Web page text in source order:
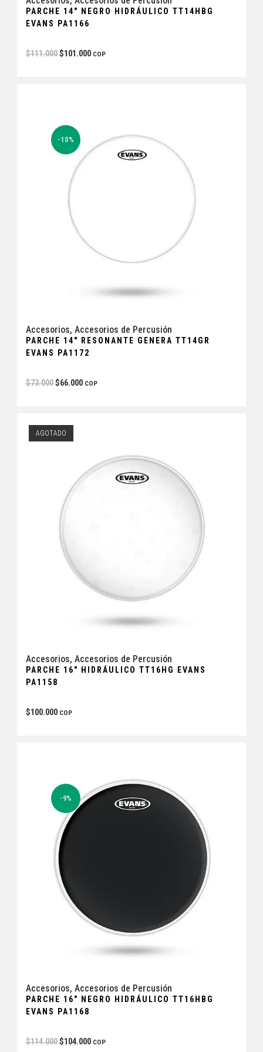
PARCHE 14″ NEGRO HIDRÁULICO TT14HBG
EVANS PA1166
$111.000 $101.000 COP
-10%
Accesorios, Accesorios de Percusión
PARCHE 14″ RESONANTE GENERA TT14GR
EVANS PA1172
$73.000 $66.000 COP
AGOTADO
Accesorios, Accesorios de Percusión
PARCHE 16″ HIDRÁULICO TT16HG EVANS
PA1158
$100.000 COP
-9%
Accesorios, Accesorios de Percusión
PARCHE 16″ NEGRO HIDRÁULICO TT16HBG
EVANS PA1168
$114.000 $104.000 COP